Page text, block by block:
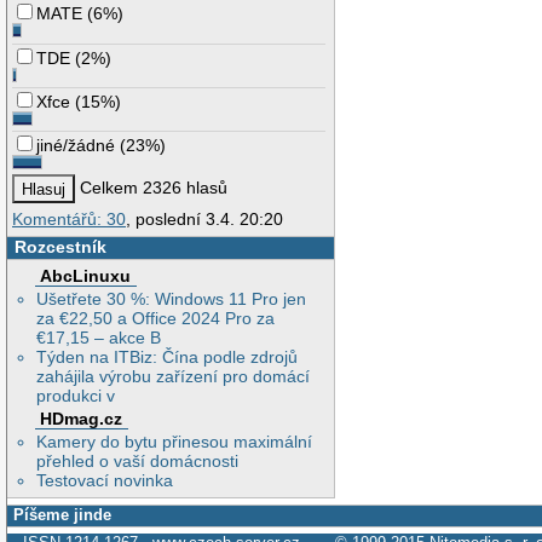
MATE (6%)
TDE (2%)
Xfce (15%)
jiné/žádné (23%)
Celkem 2326 hlasů
Komentářů: 30 , poslední 3.4. 20:20
Rozcestník
AbcLinuxu
Ušetřete 30 %: Windows 11 Pro jen
za €22,50 a Office 2024 Pro za
€17,15 – akce B
Týden na ITBiz: Čína podle zdrojů
zahájila výrobu zařízení pro domácí
produkci v
HDmag.cz
Kamery do bytu přinesou maximální
přehled o vaší domácnosti
Testovací novinka
Píšeme jinde